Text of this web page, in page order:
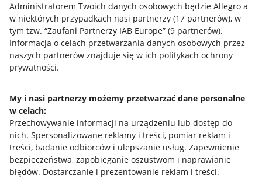
Administratorem Twoich danych osobowych będzie Allegro a
w niektórych przypadkach nasi partnerzy (17 partnerów), w
tym tzw. “Zaufani Partnerzy IAB Europe” (9 partnerów).
Informacja o celach przetwarzania danych osobowych przez
naszych partnerów znajduje się w ich politykach ochrony
prywatności.
My i nasi partnerzy możemy przetwarzać dane personalne
w celach:
Przechowywanie informacji na urządzeniu lub dostęp do
nich. Spersonalizowane reklamy i treści, pomiar reklam i
treści, badanie odbiorców i ulepszanie usług. Zapewnienie
bezpieczeństwa, zapobieganie oszustwom i naprawianie
błędów. Dostarczanie i prezentowanie reklam i treści.
Przydatne informacje
Jak to działa
Allegro Gadane dla sprzedających
Allegro Gadane dla kupujących
Mapa miejscowości